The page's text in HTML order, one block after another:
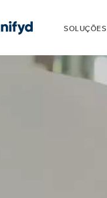
SOLUÇÕES